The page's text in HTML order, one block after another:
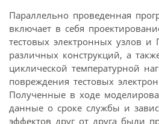
Параллельно проведенная
включает в себя
тестовых электронных узлов
различных конструкций, а
циклической температурной
повреждения тестовых
Полученные в ходе
данные о сроке службы и
эффектов друг от друга были